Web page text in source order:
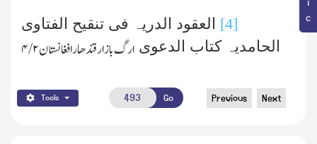
[4] العقود الدریہ فی تنقیح الفتاوی
الحامدیہ کتاب الدعوی ارگ بازار قندھار افغانستان۲ /۴
Tools Go Previous Next